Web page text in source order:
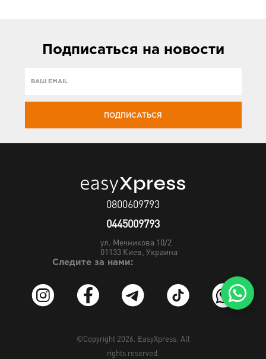
Подписаться на новости
ПОДПИСАТЬСЯ
0800609793
0445009793
ул. Мечникова 10/2
01133 Киев, Украина
Следите за нами:
©Copyright 2026. EasyXpress. All
rights reserved.